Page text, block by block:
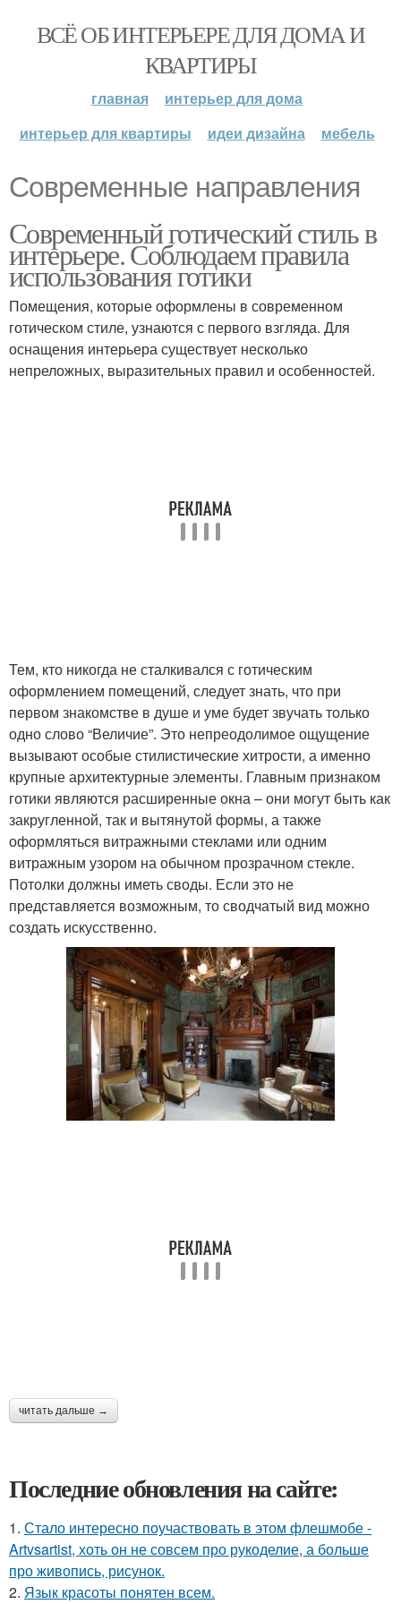
ВСЁ ОБ ИНТЕРЬЕРЕ ДЛЯ ДОМА И
КВАРТИРЫ
главная
интерьер для дома
интерьер для квартиры
идеи дизайна мебель
Современные направления
Современный готический стиль в
интерьере. Соблюдаем правила
использования готики
Помещения, которые оформлены в современном
готическом стиле, узнаются с первого взгляда. Для
оснащения интерьера существует несколько
непреложных, выразительных правил и особенностей.
Тем, кто никогда не сталкивался с готическим
оформлением помещений, следует знать, что при
первом знакомстве в душе и уме будет звучать только
одно слово “Величие”. Это непреодолимое ощущение
вызывают особые стилистические хитрости, а именно
крупные архитектурные элементы. Главным признаком
готики являются расширенные окна – они могут быть как
закругленной, так и вытянутой формы, а также
оформляться витражными стеклами или одним
витражным узором на обычном прозрачном стекле.
Потолки должны иметь своды. Если это не
представляется возможным, то сводчатый вид можно
создать искусственно.
читать дальше →
Последние обновления на сайте:
1. Стало интересно поучаствовать в этом флешмобе -
Artvsartist, хоть он не совсем про рукоделие, а больше
про живопись, рисунок.
2. Язык красоты понятен всем.